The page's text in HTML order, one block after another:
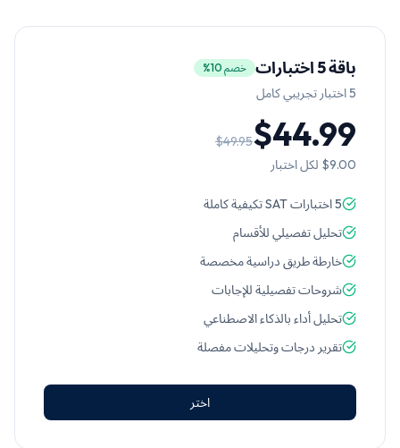
باقة 5 اختبارات خصم 10%
5اختبار تجريبي كامل
$44.99
$49.95
$9.00 لكل اختبار
5 اختبارات SAT تكيفية كاملة
تحليل تفصيلي للأقسام
خارطة طريق دراسية مخصصة
شروحات تفصيلية للإجابات
تحليل أداء بالذكاء الاصطناعي
تقرير درجات وتحليلات مفصلة
اختر